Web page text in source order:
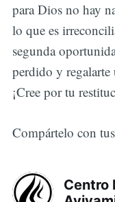
para Dios no hay
lo que es
segunda
perdido y regalarte
¡Cree por tu
Compártelo con
Centro